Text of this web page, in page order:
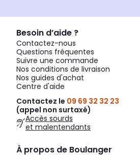
Besoin d’aide ?
Contactez-nous
Questions fréquentes
Suivre une commande
Nos conditions de livraison
Nos guides d'achat
Centre d'aide
Contactez le 09 69 32 32 23
(appel non surtaxé)
Accès sourds
et malentendants
À propos de Boulanger